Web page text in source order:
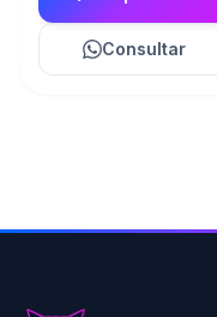
Consultar